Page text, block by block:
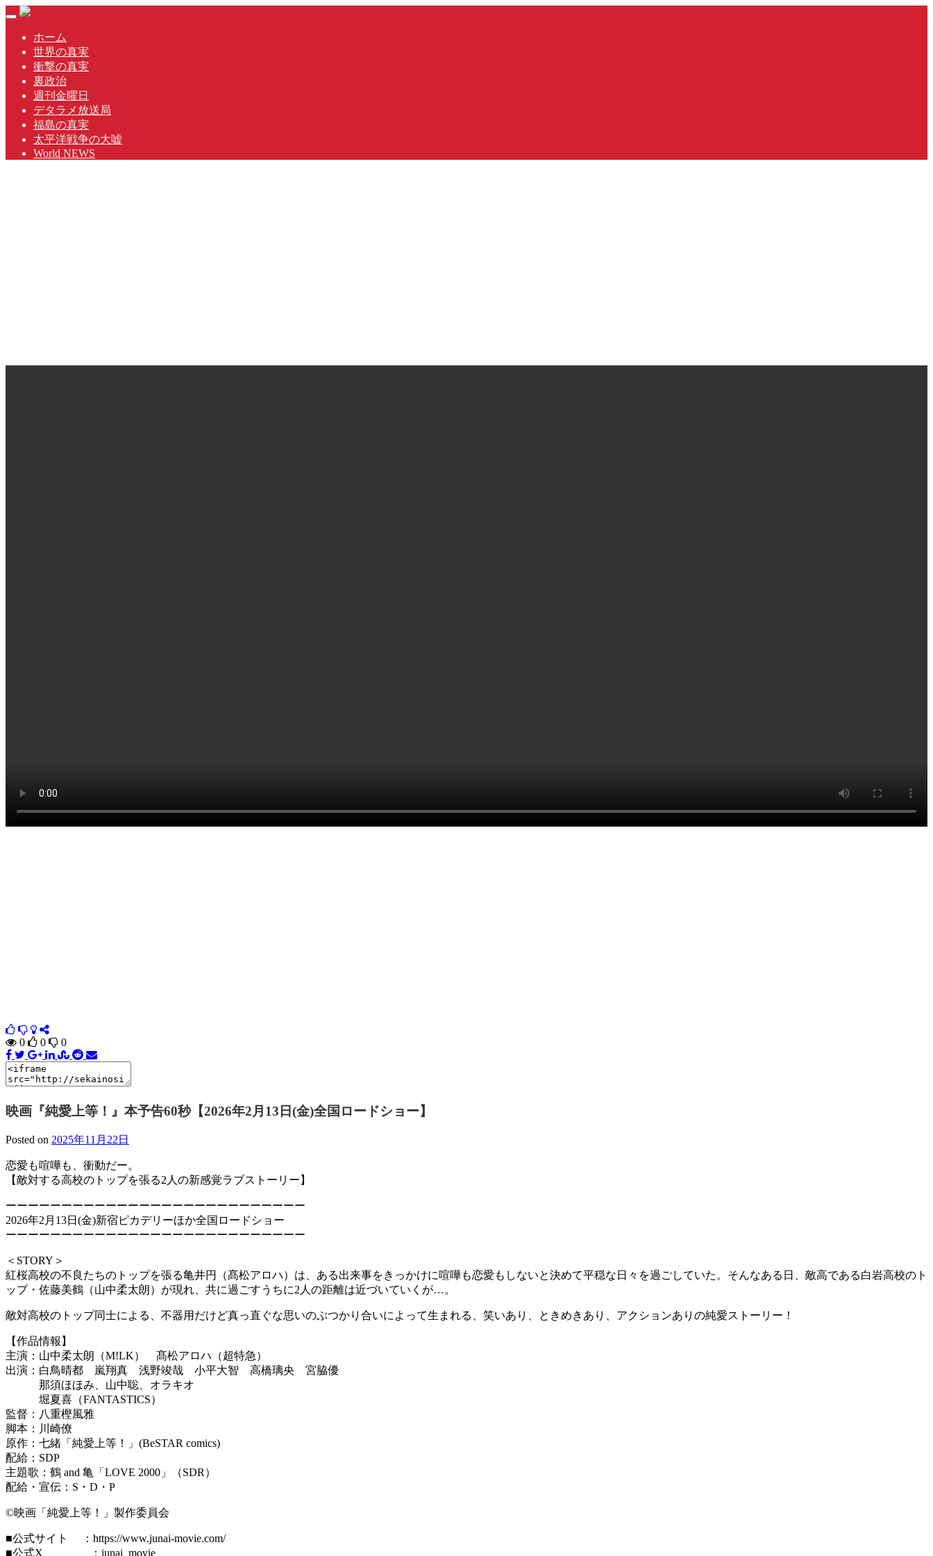
Skip
content
Toggle
navigationホーム
世界の真実
衝撃の真実
裏政治
週刊金曜日
デタラメ放送局
福島の真実
太平洋戦争の大嘘
World NEWS
0 0 0
映画『純愛上等！』本予告60秒【2026年2月13日(金)全国ロードショー】
Posted on 2025年11月22日
恋愛も喧嘩も、衝動だー。
【敵対する高校のトップを張る2人の新感覚ラブストーリー】
ーーーーーーーーーーーーーーーーーーーーーーーーーーー
2026年2月13日(金)新宿ピカデリーほか全国ロードショー
ーーーーーーーーーーーーーーーーーーーーーーーーーーー
＜STORY＞
紅桜高校の不良たちのトップを張る亀井円（髙松アロハ）は、ある出来事をきっかけに喧嘩も恋愛もしないと決めて平穏な日々を過ごしていた。そんなある日、敵高である白岩高校のト
ップ・佐藤美鶴（山中柔太朗）が現れ、共に過ごすうちに2人の距離は近づいていくが…。
敵対高校のトップ同士による、不器用だけど真っ直ぐな思いのぶつかり合いによって生まれる、笑いあり、ときめきあり、アクションありの純愛ストーリー！
【作品情報】
主演：山中柔太朗（M!LK） 髙松アロハ（超特急）
出演：白鳥晴都 嵐翔真 浅野竣哉 小平大智 高橋璃央 宮脇優
那須ほほみ、山中聡、オラキオ
堀夏喜（FANTASTICS）
監督：八重樫風雅
脚本：川崎僚
原作：七緒「純愛上等！」(BeSTAR comics)
配給：SDP
主題歌：鶴 and 亀「LOVE 2000」（SDR）
配給・宣伝：S・D・P
©映画「純愛上等！」製作委員会
■公式サイト ：https://www.junai-movie.com/
■公式X ：junai_movie